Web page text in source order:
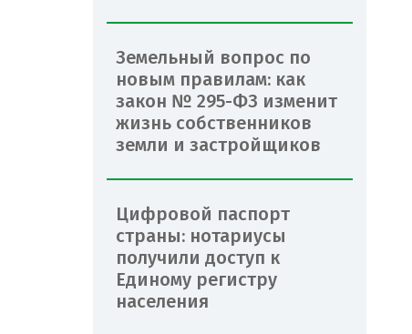
Земельный вопрос по
новым правилам: как
закон № 295-ФЗ изменит
жизнь собственников
земли и застройщиков
Цифровой паспорт
страны: нотариусы
получили доступ к
Единому регистру
населения